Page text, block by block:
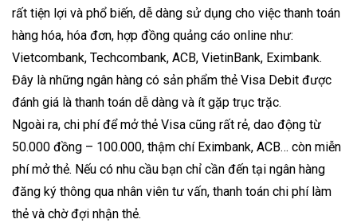
rất tiện lợi và phổ biến, dễ dàng sử dụng cho việc thanh toán
hàng hóa, hóa đơn, hợp đồng quảng cáo online như:
Vietcombank, Techcombank, ACB, VietinBank, Eximbank.
Đây là những ngân hàng có sản phẩm thẻ Visa Debit được
đánh giá là thanh toán dễ dàng và ít gặp trục trặc.
Ngoài ra, chi phí để mở thẻ Visa cũng rất rẻ, dao động từ
50.000 đồng – 100.000, thậm chí Eximbank, ACB… còn miễn
phí mở thẻ. Nếu có nhu cầu bạn chỉ cần đến tại ngân hàng
đăng ký thông qua nhân viên tư vấn, thanh toán chi phí làm
thẻ và chờ đợi nhận thẻ.